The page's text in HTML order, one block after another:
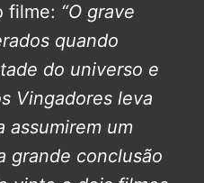
filme: “O grave
quando
do universo e
Vingadores leva
assumirem um
grande conclusão